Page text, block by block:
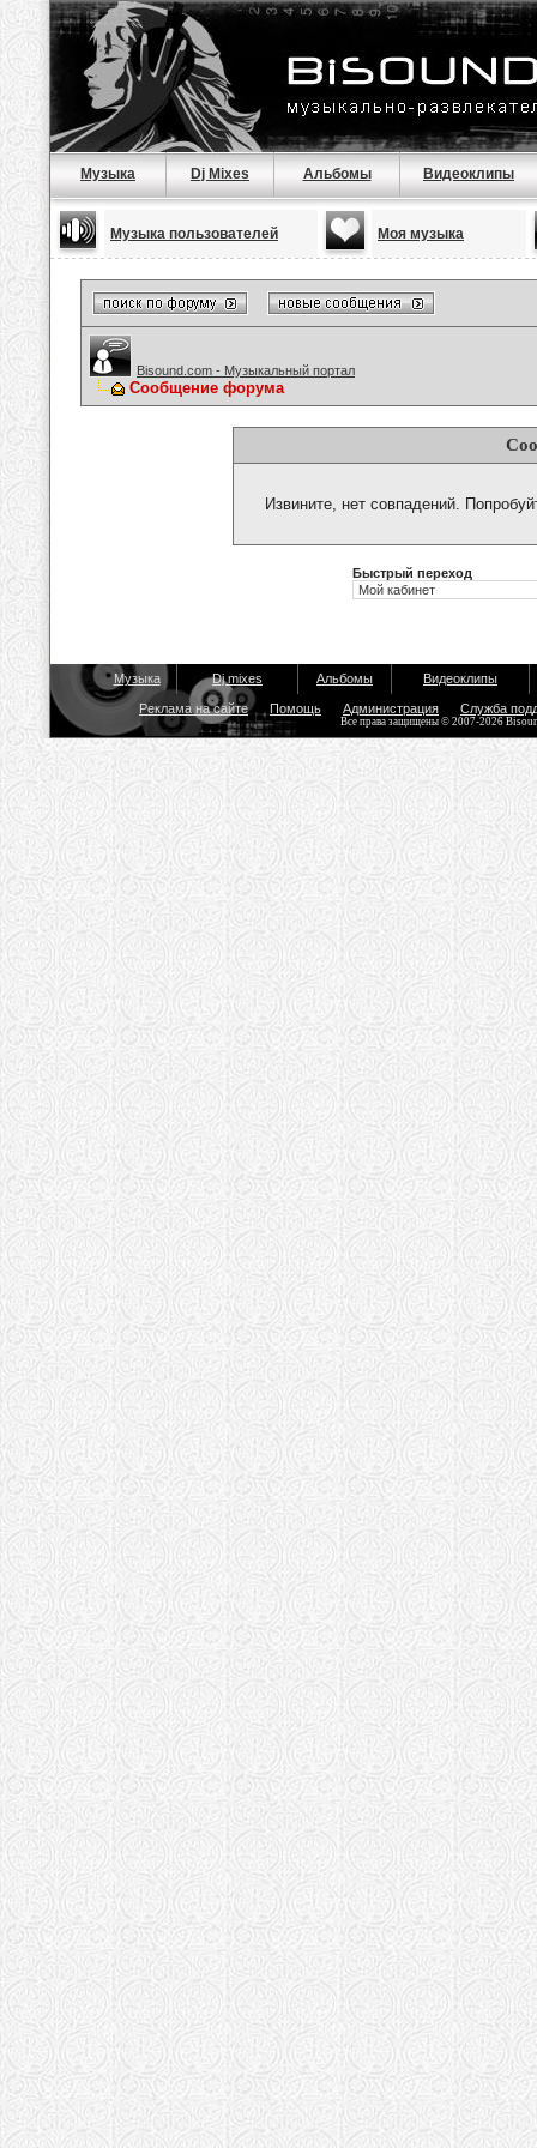
Музыка Dj Mixes Альбомы Видеоклипы
Музыка пользователей Моя музыка
Bisound.com - Музыкальный портал
Сообщение форума
Извините, нет совпадений.
Быстрый переход
Музыка Dj mixes Альбомы Видеоклипы
Реклама на сайте Помощь Администрация Служба
Все права защищены © 2007-2026